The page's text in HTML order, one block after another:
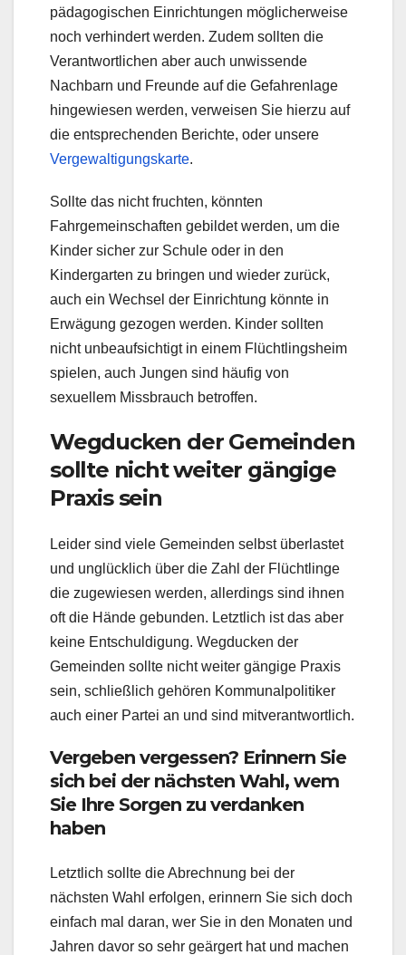
pädagogischen Einrichtungen möglicherweise
noch verhindert werden. Zudem sollten die
Verantwortlichen aber auch unwissende
Nachbarn und Freunde auf die Gefahrenlage
hingewiesen werden, verweisen Sie hierzu auf
die entsprechenden Berichte, oder unsere
Vergewaltigungskarte.
Sollte das nicht fruchten, könnten
Fahrgemeinschaften gebildet werden, um die
Kinder sicher zur Schule oder in den
Kindergarten zu bringen und wieder zurück,
auch ein Wechsel der Einrichtung könnte in
Erwägung gezogen werden. Kinder sollten
nicht unbeaufsichtigt in einem Flüchtlingsheim
spielen, auch Jungen sind häufig von
sexuellem Missbrauch betroffen.
Wegducken der Gemeinden
sollte nicht weiter gängige
Praxis sein
Leider sind viele Gemeinden selbst überlastet
und unglücklich über die Zahl der Flüchtlinge
die zugewiesen werden, allerdings sind ihnen
oft die Hände gebunden. Letztlich ist das aber
keine Entschuldigung. Wegducken der
Gemeinden sollte nicht weiter gängige Praxis
sein, schließlich gehören Kommunalpolitiker
auch einer Partei an und sind mitverantwortlich.
Vergeben vergessen? Erinnern Sie
sich bei der nächsten Wahl, wem
Sie Ihre Sorgen zu verdanken
haben
Letztlich sollte die Abrechnung bei der
nächsten Wahl erfolgen, erinnern Sie sich doch
einfach mal daran, wer Sie in den Monaten und
Jahren davor so sehr geärgert hat und machen